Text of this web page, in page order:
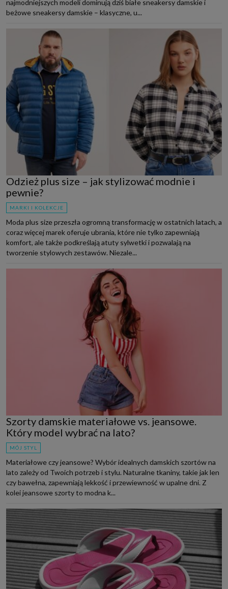
najmodniejszych modeli dominują dziś białe sneakersy damskie i
beżowe sneakersy damskie – klasyczne, u...
Odzież plus size – jak stylizować modnie i
pewnie?
MARKI I KOLEKCJE
Moda plus size przeszła ogromną transformację w ostatnich latach, a
coraz więcej marek oferuje ubrania, które nie tylko zapewniają
komfort, ale także podkreślają atuty sylwetki i pozwalają na
tworzenie stylowych zestawów. Niezale...
Szorty damskie materiałowe vs. jeansowe.
Który model wybrać na lato?
MÓJ STYL
Materiałowe czy jeansowe? Wybór idealnych damskich szortów na
lato zależy od Twoich potrzeb i stylu. Naturalne tkaniny, takie jak len
czy bawełna, zapewniają lekkość i przewiewność w upalne dni. Z
kolei jeansowe szorty to modna k...